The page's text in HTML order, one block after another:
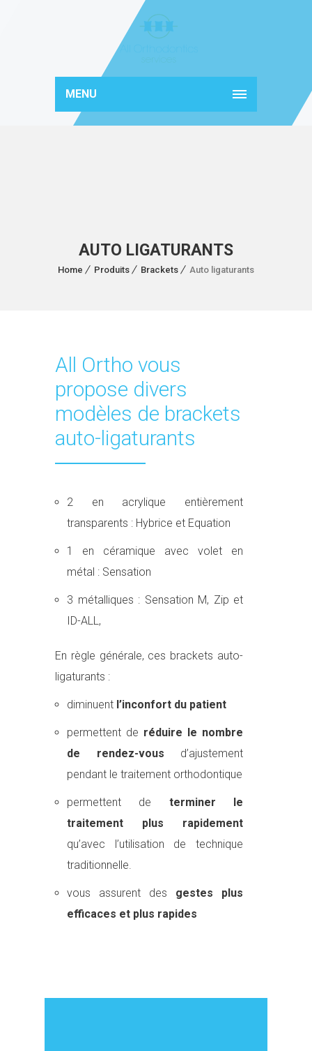
MENU
AUTO LIGATURANTS
Home Produits Brackets Auto ligaturants
All Ortho vous
propose divers
modèles de brackets
auto-ligaturants
2 en acrylique entièrement
transparents : Hybrice et Equation
1 en céramique avec volet en
métal : Sensation
3 métalliques : Sensation M, Zip et
ID-ALL,
En règle générale, ces brackets auto-
ligaturants :
diminuent l’inconfort du patient
permettent de réduire le nombre
de rendez-vous d’ajustement
pendant le traitement orthodontique
permettent de terminer le
traitement plus rapidement
qu’avec l’utilisation de technique
traditionnelle.
vous assurent des gestes plus
efficaces et plus rapides